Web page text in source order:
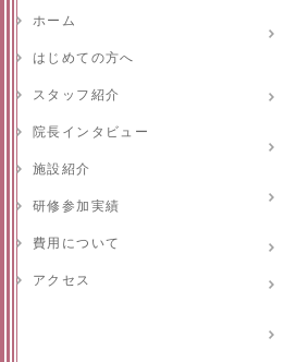
ホーム
はじめての方へ
スタッフ紹介
院長インタビュー
施設紹介
研修参加実績
費用について
アクセス